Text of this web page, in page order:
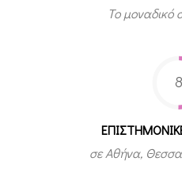
Το μοναδικό
8
σε Αθήνα,